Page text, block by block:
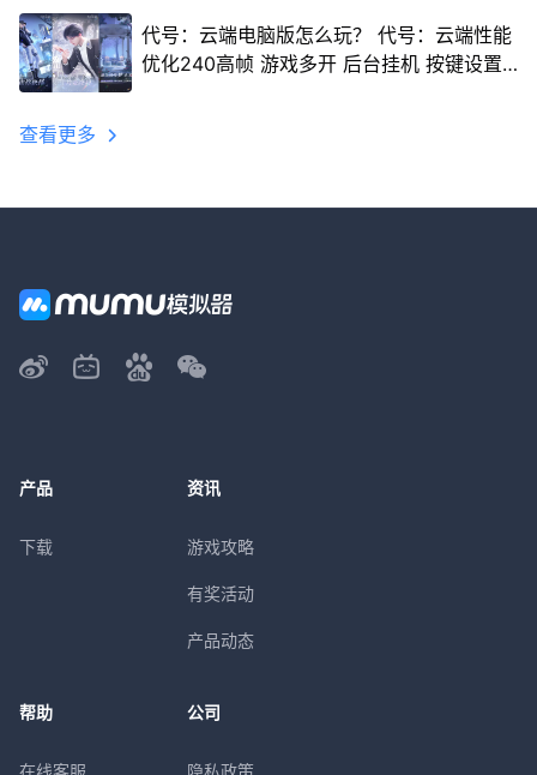
代号：云端电脑版怎么玩？ 代号：云端性能
优化240高帧 游戏多开 后台挂机 按键设置
查看更多
产品
下载
资讯
游戏攻略
有奖活动
产品动态
帮助
在线客服
公司
隐私政策